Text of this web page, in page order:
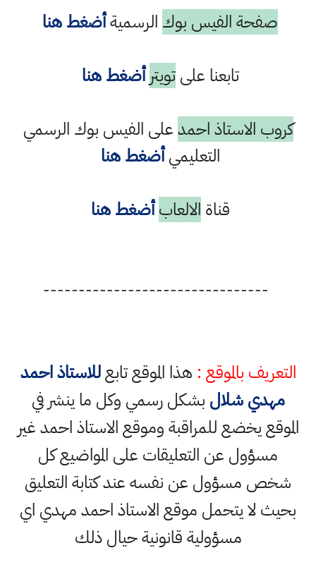
صفحة الفيس بوك الرسميةأضغط هنا
تابعنا علىتويتر أضغط هنا
كروب الاستاذ احمدعلى الفيس بوك الرسمي
التعليميأضغط هنا
قناة الالعاب أضغط هنا
--------------------------------
التعريف بالموقع : هذا الموقع تابعللاستاذ احمد
مهدي شلال بشكل رسمي وكل ما ينشر في
الموقع يخضع للمراقبة وموقع الاستاذ احمد غير
مسؤول عن التعليقات على المواضيع كل
شخص مسؤول عن نفسه عند كتابة التعليق
بحيث لا يتحمل موقع الاستاذ احمد مهدي اي
مسؤولية قانونية حيال ذلك